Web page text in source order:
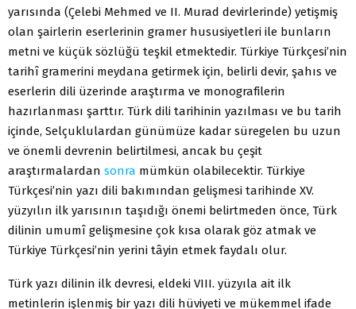
yarısında (Çe­lebi Mehmed ve II. Murad devirlerinde) yetişmiş
olan şairlerin eserlerinin gramer hususiyetleri ile bunların
metni ve küçük sözlüğü teşkil etmektedir. Türkiye Türkçesi’nin
tarihî gramerini meydana getirmek için, belirli devir, şahıs ve
eserlerin dili üzerinde araştırma ve monografilerin
hazırlanması şarttır. Türk dili tarihinin yazılması ve bu tarih
içinde, Selçuklulardan günü­müze kadar süregelen bu uzun
ve önemli devrenin belirtilmesi, ancak bu çe­şit
araştırmalardan sonra mümkün olabilecektir. Türkiye
Türkçesi’nin yazı dili bakımından gelişmesi tarihinde XV.
yüzyılın ilk yarısının taşıdığı önemi belirtmeden önce, Türk
dilinin umumî gelişmesine çok kısa olarak göz atmak ve
Türkiye Türkçesi’nin yerini tâyin etmek faydalı olur.
Türk yazı dilinin ilk devresi, eldeki VIII. yüzyıla ait ilk
metinlerin iş­lenmiş bir yazı dili hüviyeti ve mükemmel ifade